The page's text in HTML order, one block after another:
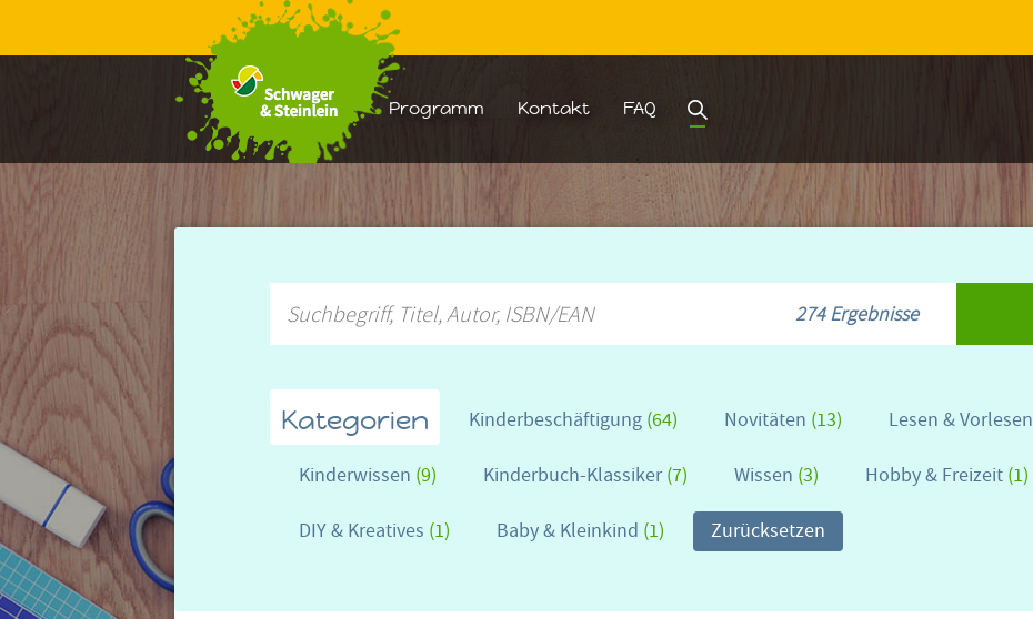
Programm Kontakt FAQ
Suche
Warenkorb:
274 Ergebnisse
Kategorien Kinderbeschäftigung (64) Novitäten (13) Lesen & Vorlesen
Kinderwissen (9) Kinderbuch-Klassiker (7) Wissen (3) Hobby & Freizeit (1)
DIY & Kreatives (1) Baby & Kleinkind (1) Zurücksetzen